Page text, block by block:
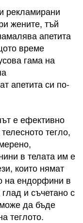
рекламирани
жените, тъй
апетита
време
гама на
апетита си по-
е ефективно
тегло,
в телата им е
които нямат
на ендорфини в
и съчетано с
да бъде
теглото.